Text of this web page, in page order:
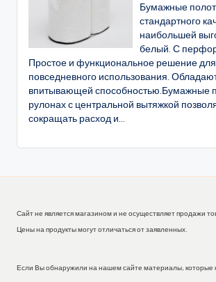
Бумажные
стандартного
наибольшей
белый. С
Простое и функциональное решение для
повседневного использования.
впитывающей способностью.Бумажные
рулонах с центральной вытяжкой
сокращать расход и...
Сайт не является магазином и не осуществляет продажи
Цены на продукты могут отличаться от заявленных.
Если Вы обнаружили на нашем сайте материалы, которые